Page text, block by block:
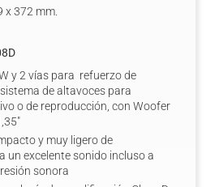
x 372 mm.
y 2 vías para refuerzo de
de altavoces para
o de reproducción, con Woofer
y muy ligero de
un excelente sonido incluso a
sonora